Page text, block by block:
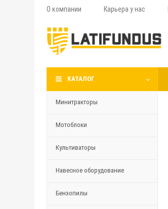
О компании Карьера у нас
КАТАЛОГ
Минитракторы
Мотоблоки
Культиваторы
Навесное оборудование
Бензопилы